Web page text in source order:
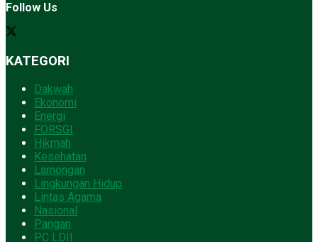
Follow Us
KATEGORI
Dakwah
Ekonomi
Energi
FORSGI
Hikmah
Kesehatan
Lamongan
Lingkungan Hidup
Lintas Agama
Nasional
Pangan
PC LDII